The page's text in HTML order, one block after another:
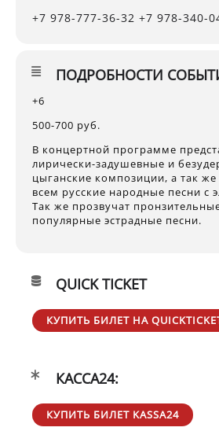
+7 978-777-36-32 +7 978-340-
ПОДРОБНОСТИ
+6
500-700 руб.
В концертной программе
лирически-задушевные и
цыганские композиции, а так
всем русские народные песни с
Так же прозвучат
популярные эстрадные песни.
QUICK TICKET
КУПИТЬ БИЛЕТ НА
КАССА24:
КУПИТЬ БИЛЕТ KASSA24